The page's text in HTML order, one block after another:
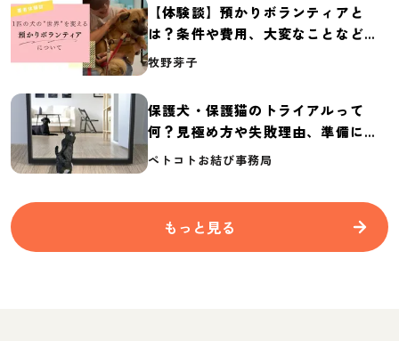
【体験談】預かりボランティアと
は？条件や費用、大変なことなど紹
介
牧野芽子
保護犬・保護猫のトライアルって
何？見極め方や失敗理由、準備に必
要なものを紹介
ペトコトお結び事務局
もっと見る